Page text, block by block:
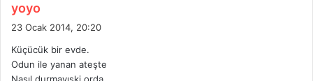
yoyo
e
i
k
23 Ocak 2014, 20:20
Küçücük bir evde.
Odun ile yanan ateşte